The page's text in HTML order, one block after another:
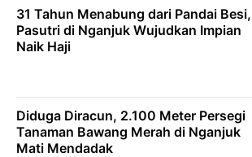
31 Tahun Menabung dari Pandai Besi,
Pasutri di Nganjuk Wujudkan Impian
Naik Haji
Diduga Diracun, 2.100 Meter Persegi
Tanaman Bawang Merah di Nganjuk
Mati Mendadak